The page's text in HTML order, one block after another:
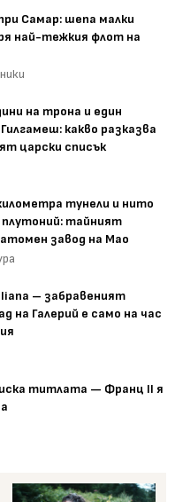
Самар: шепа малки
най-тежкия флот на
на трона и един
какво разказва
царски списък
тунели и нито
плутоний: тайният
завод на Мао
– забравеният
на Галерий е само на час
титлата — Франц II я